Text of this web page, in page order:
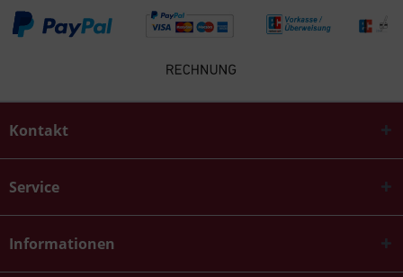
Kontakt
Service
Informationen